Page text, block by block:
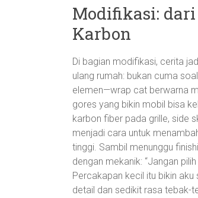
Modifikasi:
Karbon
Di bagian modifikasi, cerita
ulang rumah: bukan cuma
elemen—wrap cat berwarna
gores yang bikin mobil bisa
karbon fiber pada grille, side
menjadi cara untuk
tinggi. Sambil menunggu
dengan mekanik: “Jangan
Percakapan kecil itu bikin
detail dan sedikit rasa tebak-